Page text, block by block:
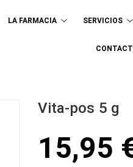
LA FARMACIA SERVICIOS
Vita-pos 5 g
15,95